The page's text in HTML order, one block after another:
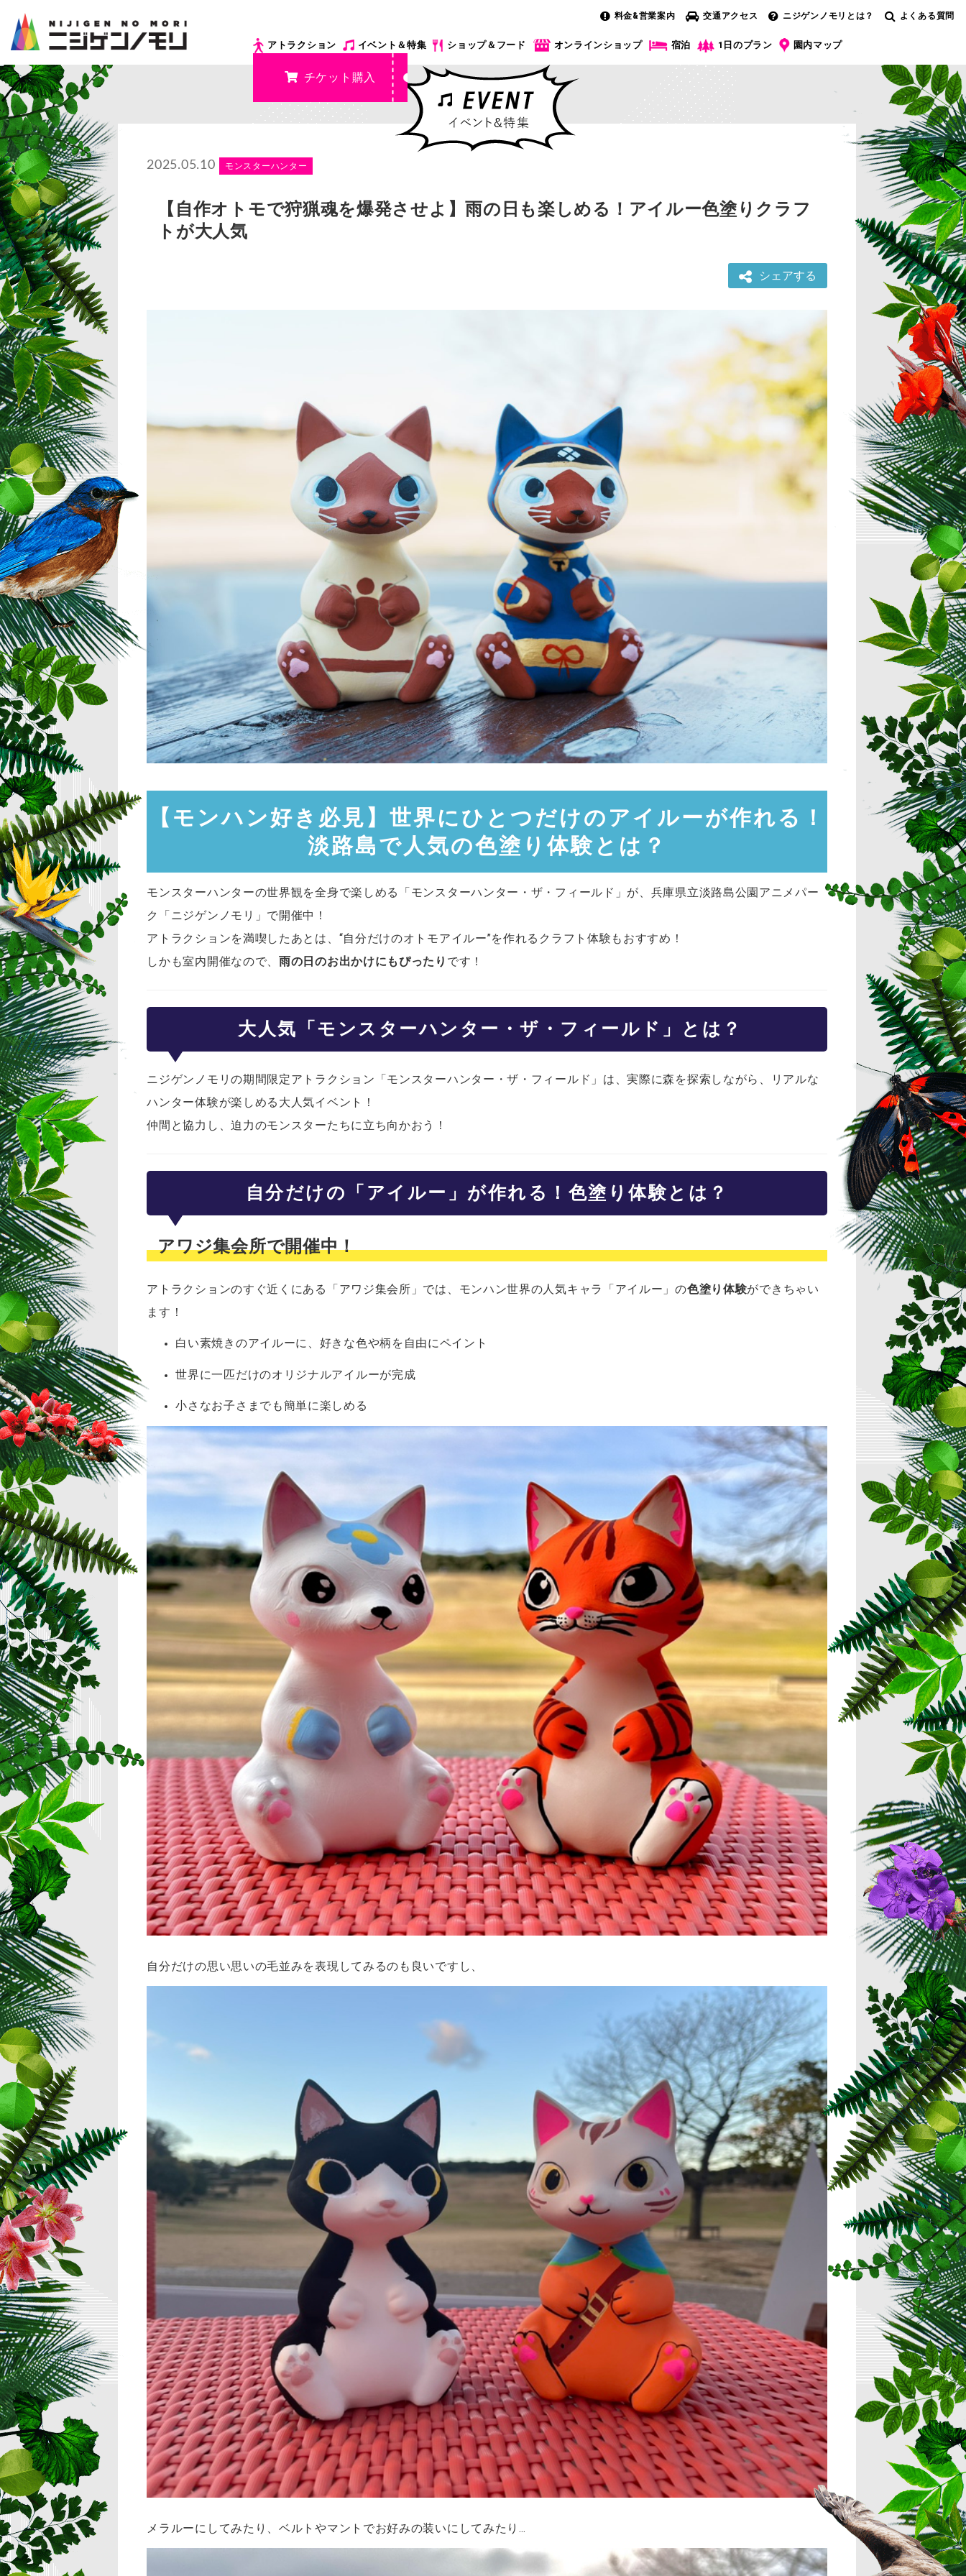
料金&営業案内 交通アクセス ニジゲンノモリとは？ よくある質問
アトラクション イベント＆特集 ショップ＆フード オンラインショップ 宿泊 1日のプラン 園内マップ
チケット購入
2025.05.10 モンスターハンター
【自作オトモで狩猟魂を爆発させよ】雨の日も楽しめる！アイルー色塗りクラフ
トが大人気
シェアする
【モンハン好き必見】世界にひとつだけのアイルーが作れる！
淡路島で人気の色塗り体験とは？
モンスターハンターの世界観を全身で楽しめる「モンスターハンター・ザ・フィールド」が、兵庫県立淡路島公園アニメパー
ク「ニジゲンノモリ」で開催中！
アトラクションを満喫したあとは、“自分だけのオトモアイルー”を作れるクラフト体験もおすすめ！
しかも室内開催なので、雨の日のお出かけにもぴったり です！
大人気「モンスターハンター・ザ・フィールド」とは？
ニジゲンノモリの期間限定アトラクション「モンスターハンター・ザ・フィールド」は、実際に森を探索しながら、リアルな
ハンター体験が楽しめる大人気イベント！
仲間と協力し、迫力のモンスターたちに立ち向かおう！
自分だけの「アイルー」が作れる！色塗り体験とは？
アワジ集会所で開催中！
アトラクションのすぐ近くにある「アワジ集会所」では、モンハン世界の人気キャラ「アイルー」の色塗り体験ができちゃい
ます！
白い素焼きのアイルーに、好きな色や柄を自由にペイント
世界に一匹だけのオリジナルアイルーが完成
小さなお子さまでも簡単に楽しめる
自分だけの思い思いの毛並みを表現してみるのも良いですし、
メラルーにしてみたり、ベルトやマントでお好みの装いにしてみたり…